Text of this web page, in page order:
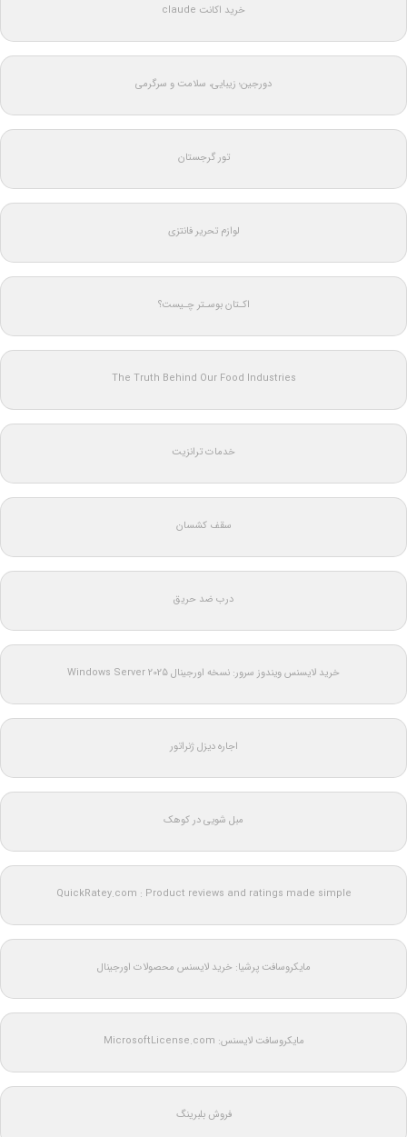
خرید اکانت claude
دورجین؛ زیبایی، سلامت و سرگرمی
تور گرجستان
لوازم تحریر فانتزی
اکـتان بوسـتر چـیست؟
The Truth Behind Our Food Industries
خدمات ترانزیت
سقف کشسان
درب ضد حریق
خرید لایسنس ویندوز سرور: نسخه اورجینال Windows Server 2025
اجاره دیزل ژنراتور
مبل شویی در کوهک
QuickRatey.com : Product reviews and ratings made simple
مایکروسافت پرشیا: خرید لایسنس محصولات اورجینال
مایکروسافت لایسنس: MicrosoftLicense.com
فروش بلبرینگ